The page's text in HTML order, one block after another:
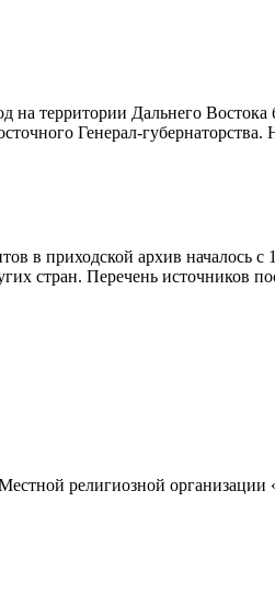
на территории Дальнего
Генерал-губернаторства.
в приходской архив началось
стран. Перечень источников
религиозной